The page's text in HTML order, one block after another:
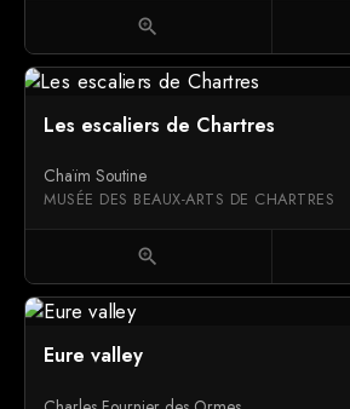
zoom_in
Les escaliers de Chartres
Chaïm Soutine
MUSÉE DES BEAUX-ARTS DE CHARTRES
zoom_in
Eure valley